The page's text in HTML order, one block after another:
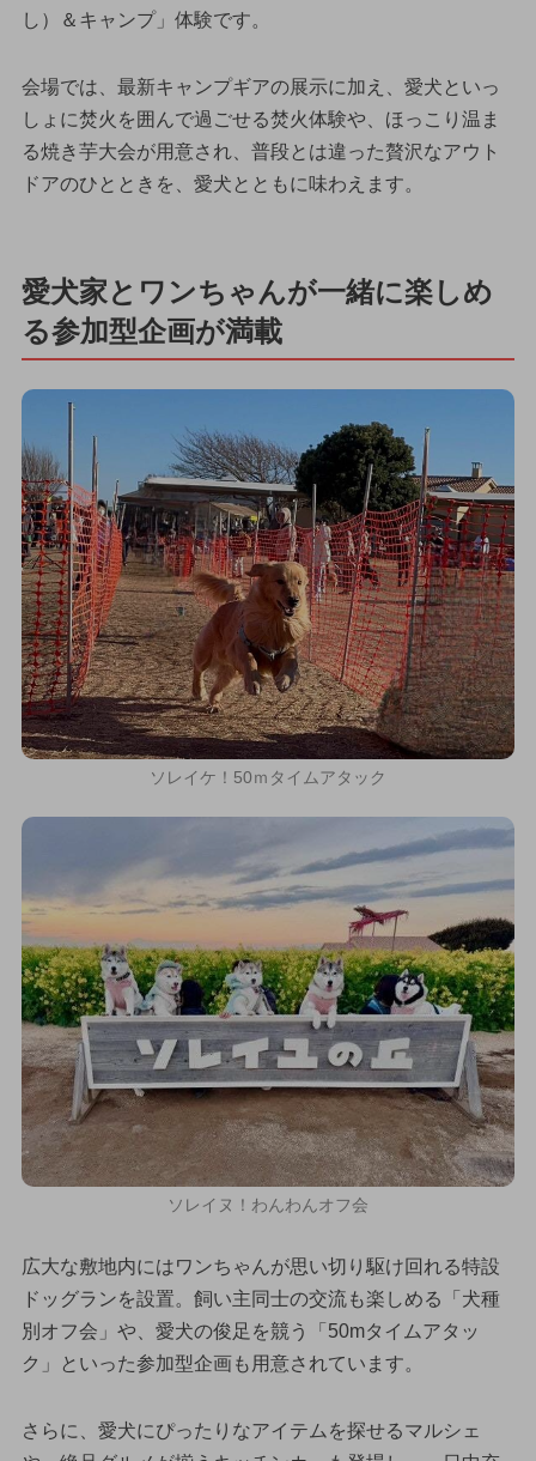
し）＆キャンプ」体験です。
会場では、最新キャンプギアの展示に加え、愛犬といっ
しょに焚火を囲んで過ごせる焚火体験や、ほっこり温ま
る焼き芋大会が用意され、普段とは違った贅沢なアウト
ドアのひとときを、愛犬とともに味わえます。
愛犬家とワンちゃんが一緒に楽しめ
る参加型企画が満載
ソレイケ！50ｍタイムアタック
ソレイヌ！わんわんオフ会
広大な敷地内にはワンちゃんが思い切り駆け回れる特設
ドッグランを設置。飼い主同士の交流も楽しめる「犬種
別オフ会」や、愛犬の俊足を競う「50mタイムアタッ
ク」といった参加型企画も用意されています。
さらに、愛犬にぴったりなアイテムを探せるマルシェ